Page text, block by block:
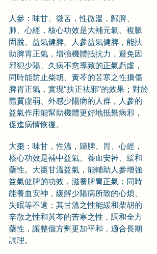
人參：味甘、微苦，性微溫，歸脾、
肺、心經，核心功效是大補元氣、複脈
固脫、益氣健脾。人參益氣健脾，能扶
助脾胃正氣，增強機體抵抗力，避免因
邪犯少陽、久病不愈導致的正氣虧虛，
同時能防止柴胡、黃芩的苦寒之性損傷
脾胃正氣，實現“扶正祛邪”的效果；對於
體質虛弱、外感少陽病的人群，人參的
益氣作用能幫助機體更好地抵禦病邪，
促進病情恢復。
大棗：味甘，性溫，歸脾、胃、心經，
核心功效是補中益氣、養血安神、緩和
藥性。大棗甘溫益氣，能輔助人參增強
益氣健脾的功效，滋養脾胃正氣；同時
能養血安神，緩解少陽病所致的心煩、
失眠等不適；其甘溫之性能緩和柴胡的
辛散之性和黃芩的苦寒之性，調和全方
藥性，讓整個方劑更加平和，適合長期
調理。